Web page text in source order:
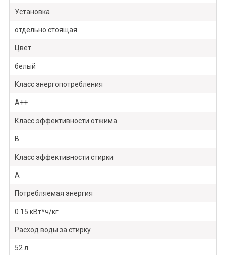
Установка
отдельно стоящая
Цвет
белый
Класс энергопотребления
A++
Класс эффективности отжима
B
Класс эффективности стирки
A
Потребляемая энергия
0.15 кВт*ч/кг
Расход воды за стирку
52 л